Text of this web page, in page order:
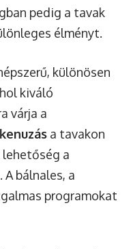
pedig a tavak
élményt.
különösen
kiváló
várja a
a tavakon
a
bálnales, a
programokat